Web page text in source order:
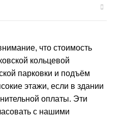
что стоимость
кольцевой
парковки и подъём
этажи, если в здании
оплаты. Эти
с нашими